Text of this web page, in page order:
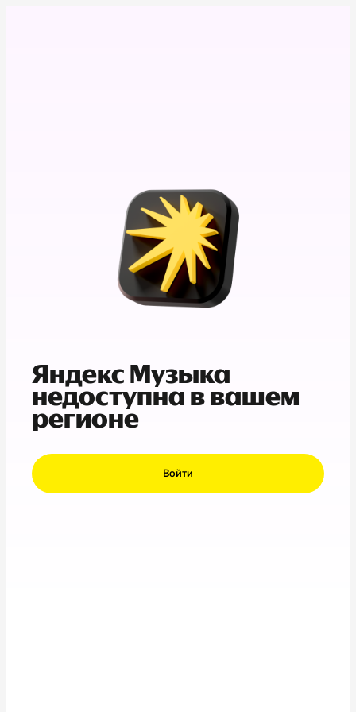
Яндекс Музыка
недоступна в вашем
регионе
Войти